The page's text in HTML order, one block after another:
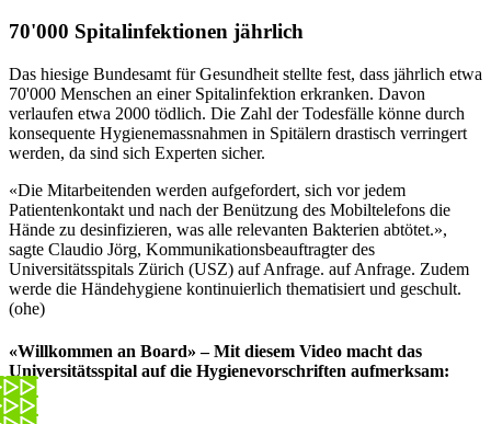
70'000 Spitalinfektionen jährlich
Das hiesige Bundesamt für Gesundheit stellte fest, dass jährlich etwa
70'000 Menschen an einer Spitalinfektion erkranken. Davon
verlaufen etwa 2000 tödlich. Die Zahl der Todesfälle könne durch
konsequente Hygienemassnahmen in Spitälern drastisch verringert
werden, da sind sich Experten sicher.
«Die Mitarbeitenden werden aufgefordert, sich vor jedem
Patientenkontakt und nach der Benützung des Mobiltelefons die
Hände zu desinfizieren, was alle relevanten Bakterien abtötet.»,
sagte Claudio Jörg, Kommunikationsbeauftragter des
Universitätsspitals Zürich (USZ) auf Anfrage. auf Anfrage. Zudem
werde die Händehygiene kontinuierlich thematisiert und geschult.
(ohe)
«Willkommen an Board» – Mit diesem Video macht das
Universitätsspital auf die Hygienevorschriften aufmerksam: